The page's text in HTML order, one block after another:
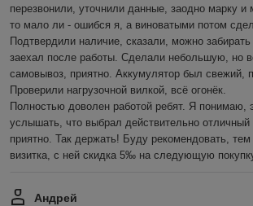
перезвонили, уточнили данные, заодно марку
то мало ли - ошибся я, а виноватыми потом
Подтвердили наличие, сказали, можно
заехал после работы. Сделали небольшую, но
самовывоз, приятно. Аккумулятор был свежий,
Проверили нагрузочной вилкой, всё огонёк.
Полностью доволен работой ребят. Я понимаю,
услышать, что выбрал действительно
приятно. Так держать! Буду рекомендовать, тем
визитка, с ней скидка 5‰ на следующую
Андрей